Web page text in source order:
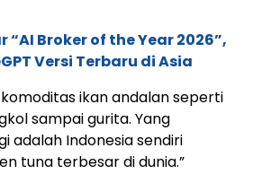
“AI Broker of the Year 2026”,
Versi Terbaru di Asia
ikan andalan seperti
sampai gurita. Yang
adalah Indonesia sendiri
tuna terbesar di dunia.”